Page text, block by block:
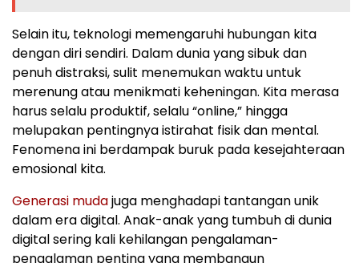
Selain itu, teknologi memengaruhi hubungan kita
dengan diri sendiri. Dalam dunia yang sibuk dan
penuh distraksi, sulit menemukan waktu untuk
merenung atau menikmati keheningan. Kita merasa
harus selalu produktif, selalu “online,” hingga
melupakan pentingnya istirahat fisik dan mental.
Fenomena ini berdampak buruk pada kesejahteraan
emosional kita.
Generasi mudajuga menghadapi tantangan unik
dalam era digital. Anak-anak yang tumbuh di dunia
digital sering kali kehilangan pengalaman-
pengalaman penting yang membangun